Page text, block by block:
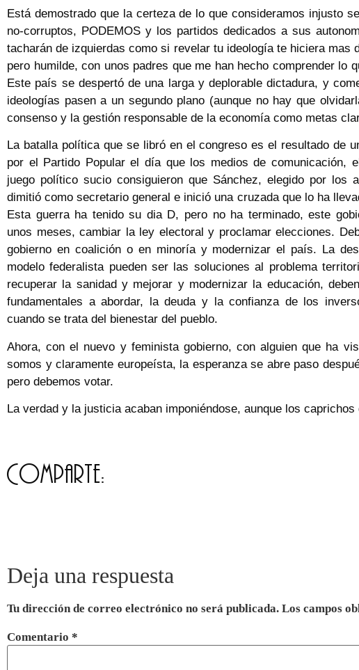
Está demostrado que la certeza de lo que consideramos injusto
no-corruptos, PODEMOS y los partidos dedicados a sus
tacharán de izquierdas como si revelar tu ideología te hiciera
pero humilde, con unos padres que me han hecho comprender
Este país se despertó de una larga y deplorable dictadura, y
ideologías pasen a un segundo plano (aunque no hay que
consenso y la gestión responsable de la economía como metas
La batalla política que se libró en el congreso es el resultado de
por el Partido Popular el día que los medios de comunicación,
juego político sucio consiguieron que Sánchez, elegido por los
dimitió como secretario general e inició una cruzada que lo ha
Esta guerra ha tenido su dia D, pero no ha terminado, este
unos meses, cambiar la ley electoral y proclamar elecciones.
gobierno en coalición o en minoría y modernizar el país. La
modelo federalista pueden ser las soluciones al problema
recuperar la sanidad y mejorar y modernizar la educación,
fundamentales a abordar, la deuda y la confianza de los
cuando se trata del bienestar del pueblo.
Ahora, con el nuevo y feminista gobierno, con alguien que ha
somos y claramente europeísta, la esperanza se abre paso
pero debemos votar.
La verdad y la justicia acaban imponiéndose, aunque los
Comparte:
Deja una respuesta
Tu dirección de correo electrónico no será publicada. Los campos
Comentario *